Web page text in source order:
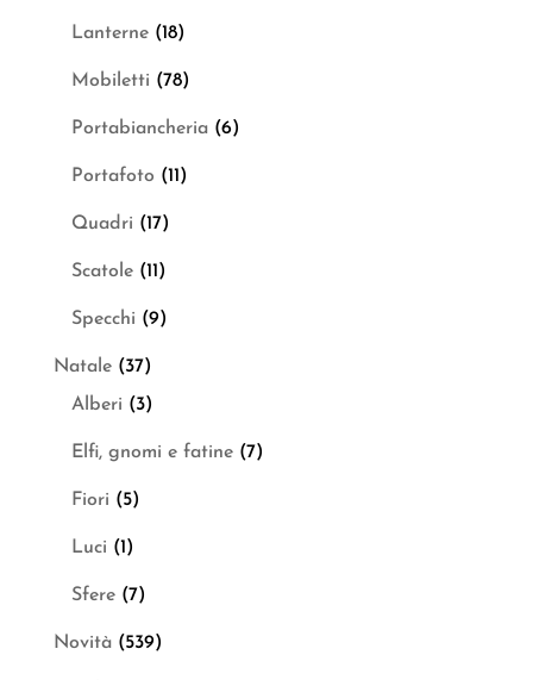
Lanterne (18)
Mobiletti (78)
Portabiancheria (6)
Portafoto (11)
Quadri (17)
Scatole (11)
Specchi (9)
Natale (37)
Alberi (3)
Elfi, gnomi e fatine (7)
Fiori (5)
Luci (1)
Sfere (7)
Novità (539)